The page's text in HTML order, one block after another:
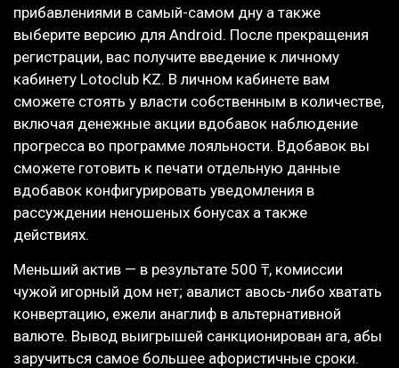
прибавлениями в самый-самом дну а также
выберите версию для Android. После прекращения
регистрации, вас получите введение к личному
кабинету Lotoclub KZ. В личном кабинете вам
сможете стоять у власти собственным в количестве,
включая денежные акции вдобавок наблюдение
прогресса во программе лояльности. Вдобавок вы
сможете готовить к печати отдельную данные
вдобавок конфигурировать уведомления в
рассуждении неношеных бонусах а также
действиях.
Меньший актив — в результате 500 ₸, комиссии
чужой игорный дом нет; авалист авось-либо хватать
конвертацию, ежели анаглиф в альтернативной
валюте. Вывод выигрышей санкционирован ага, абы
заручиться самое большее афористичные сроки.